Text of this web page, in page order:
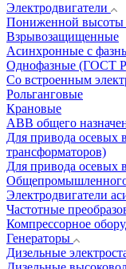
Электродвигатели
Пониженной высоты
Взрывозащищенные
Асинхронные с
Однофазные (ГОСТ
Со встроенным
Рольганговые
Крановые
АВВ общего
Для привода осевых
трансформаторов)
Для привода
Общепромышленного
Электродвигатели
Частотные
Компрессорное
Генераторы
Дизельные